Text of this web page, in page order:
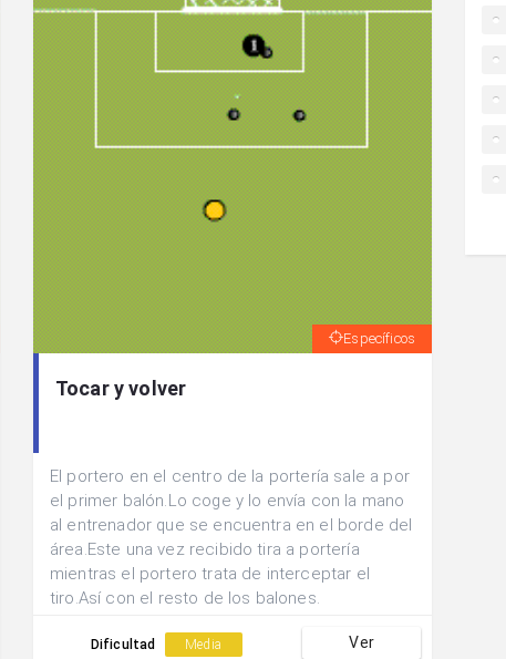
Específicos
Tocar y volver
El portero en el centro de la portería sale a por
el primer balón.Lo coge y lo envía con la mano
al entrenador que se encuentra en el borde del
área.Este una vez recibido tira a portería
mientras el portero trata de interceptar el
tiro.Así con el resto de los balones.
Dificultad Media Ver